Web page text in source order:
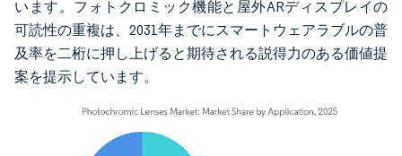
います。フォトクロミック機能と屋外ARディスプレイの
可読性の重複は、2031年までにスマートウェアラブルの普
及率を二桁に押し上げると期待される説得力のある価値提
案を提示しています。